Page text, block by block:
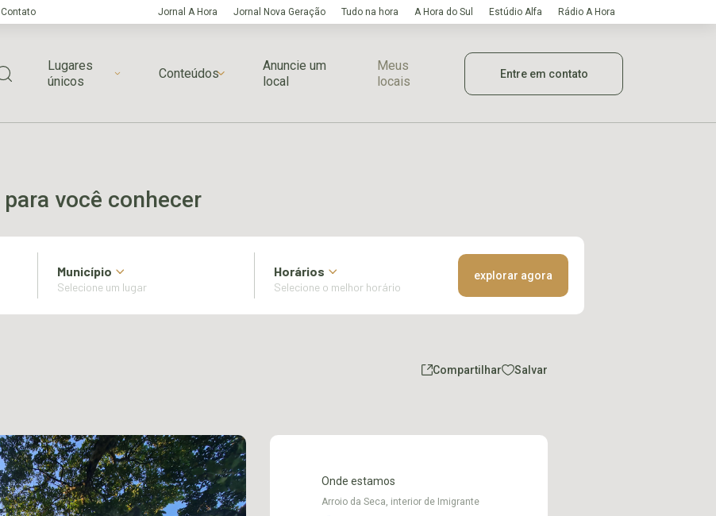
Contato Jornal A Hora Jornal Nova Geração Tudo na hora A Hora do Sul Estúdio Alfa Rádio A Hora
Lugares
únicos
Conteúdos
Anuncie um
local
Meus
locais
Entre em contato
para você conhecer
Município Horários explorar agora
Compartilhar Salvar
Onde estamos
Arroio da Seca, interior de Imigrante